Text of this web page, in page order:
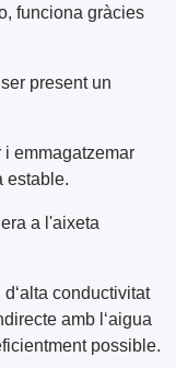
funciona gràcies
present un
emmagatzemar
estable.
a l'aixeta
conductivitat
amb lʻaigua
possible.